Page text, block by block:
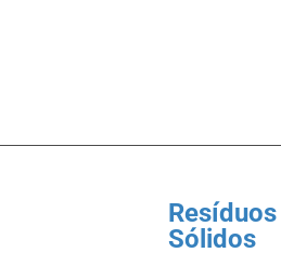
Resíduos
Sólidos